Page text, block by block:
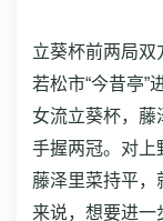
立葵杯前两局双
若松市“今昔亭”
女流立葵杯，藤
手握两冠。对上
藤泽里菜持平，
来说，想要进一